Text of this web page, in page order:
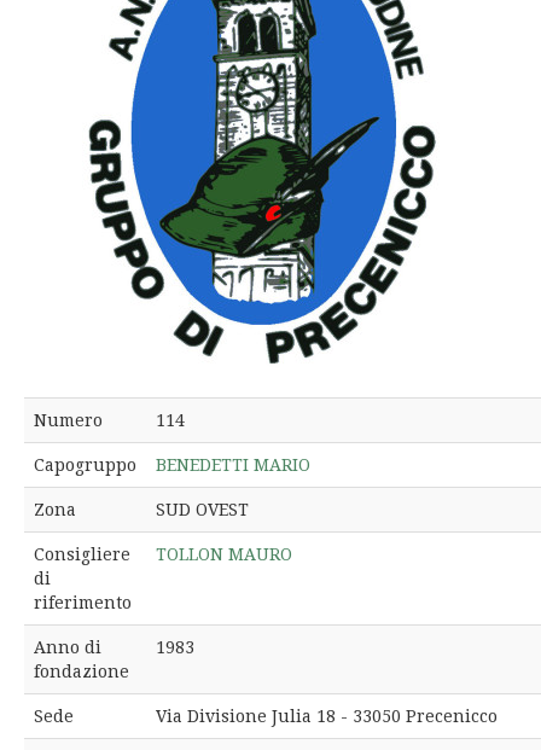
Numero 114
Capogruppo BENEDETTI MARIO
Zona SUD OVEST
Consigliere
di
riferimento
TOLLON MAURO
Anno di
fondazione
1983
Sede Via Divisione Julia 18 - 33050 Precenicco